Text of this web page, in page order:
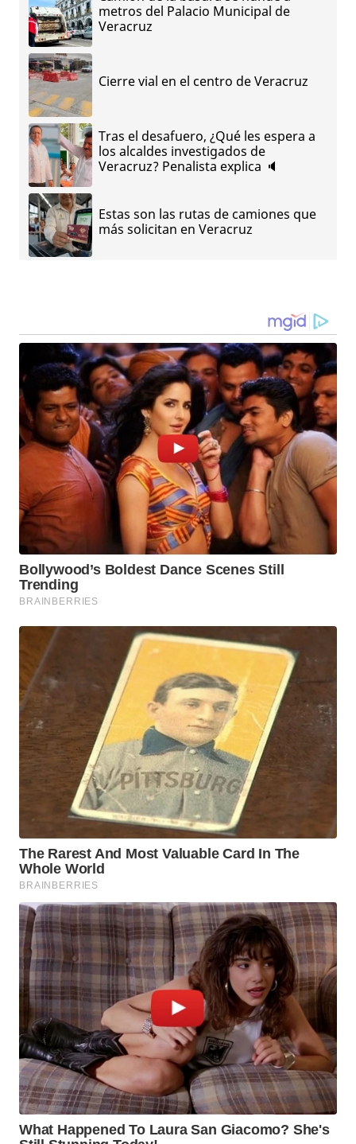
metros del Palacio Municipal de
Veracruz
Cierre vial en el centro de Veracruz
Tras el desafuero, ¿Qué les espera a
los alcaldes investigados de
Veracruz? Penalista explica 🔈
Estas son las rutas de camiones que
más solicitan en Veracruz